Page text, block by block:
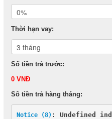
Thời hạn vay:
Số tiền trả trước:
0 VNĐ
Sô tiền trả hàng tháng:
Notice (8) : Undefined